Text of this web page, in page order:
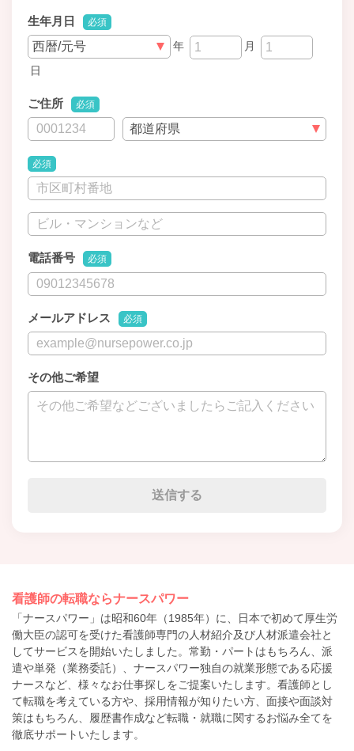
生年月日 必須
年
月
日
ご住所 必須
必須
電話番号 必須
メールアドレス 必須
その他ご希望
看護師の転職ならナースパワー
「ナースパワー」は昭和60年（1985年）に、日本で初めて厚生労
働大臣の認可を受けた看護師専門の人材紹介及び人材派遣会社と
してサービスを開始いたしました。常勤・パートはもちろん、派
遣や単発（業務委託）、ナースパワー独自の就業形態である応援
ナースなど、様々なお仕事探しをご提案いたします。看護師とし
て転職を考えている方や、採用情報が知りたい方、面接や面談対
策はもちろん、履歴書作成など転職・就職に関するお悩み全てを
徹底サポートいたします。